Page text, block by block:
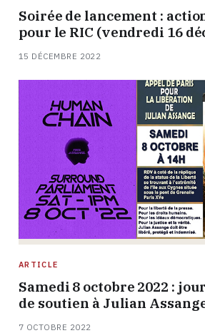
Soirée de lancement :
pour le RIC (vendredi 16
15 DÉCEMBRE 2022
ARTICLE
Samedi 8 octobre 2022 :
de soutien à Julian
7 OCTOBRE 2022